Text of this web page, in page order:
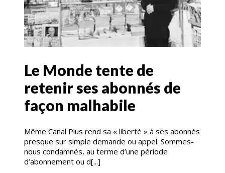
Le Monde tente de
retenir ses abonnés de
façon malhabile
Même Canal Plus rend sa « liberté » à ses abonnés
presque sur simple demande ou appel. Sommes-
nous condamnés, au terme d’une période
d’abonnement ou d[...]